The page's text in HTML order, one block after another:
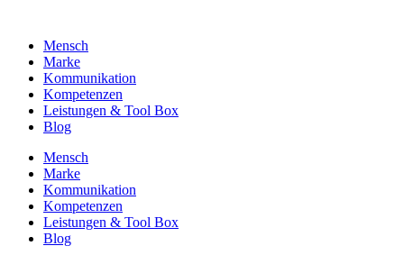
wechselnMensch
Marke
Kommunikation
Kompetenzen
Leistungen & Tool Box
Blog
Mensch
Marke
Kommunikation
Kompetenzen
Leistungen & Tool Box
Blog